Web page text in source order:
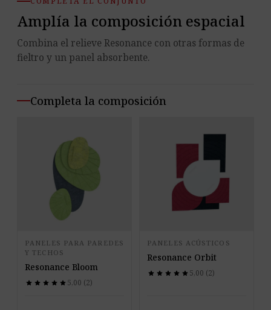
Amplía la composición espacial
Combina el relieve Resonance con otras formas de
fieltro y un panel absorbente.
Completa la composición
PANELES PARA PAREDES
Y TECHOS
Resonance Bloom
star star star star star
star star star star star 5,00 (2)
PANELES ACÚSTICOS
Resonance Orbit
star star star star star
star star star star star 5,00 (2)